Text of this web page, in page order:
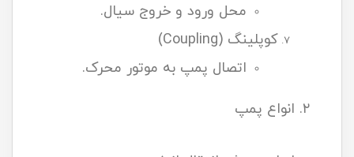
محل ورود و خروج سیال.
کوپلینگ (Coupling)
اتصال پمپ به موتور محرک.
۲. انواع پمپ